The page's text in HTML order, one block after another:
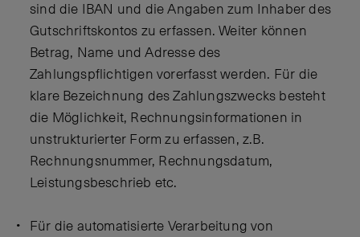
sind die IBAN und die Angaben zum Inhaber des
Gutschriftskontos zu erfassen. Weiter können
Betrag, Name und Adresse des
Zahlungspflichtigen vorerfasst werden. Für die
klare Bezeichnung des Zahlungszwecks besteht
die Möglichkeit, Rechnungsinformationen in
unstrukturierter Form zu erfassen, z.B.
Rechnungsnummer, Rechnungsdatum,
Leistungsbeschrieb etc.
Für die automatisierte Verarbeitung von